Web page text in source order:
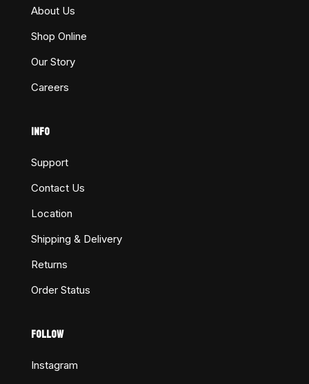
About Us
Shop Online
Our Story
Careers
INFO
Support
Contact Us
Location
Shipping & Delivery
Returns
Order Status
FOLLOW
Instagram